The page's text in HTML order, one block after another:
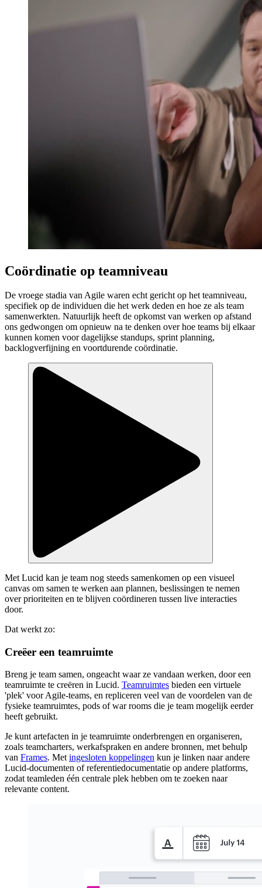
Coördinatie op teamniveau
De vroege stadia van Agile waren echt gericht op het teamniveau,
specifiek op de individuen die het werk deden en hoe ze als team
samenwerkten. Natuurlijk heeft de opkomst van werken op afstand
ons gedwongen om opnieuw na te denken over hoe teams bij elkaar
kunnen komen voor dagelijkse standups, sprint planning,
backlogverfijning en voortdurende coördinatie.
Met Lucid kan je team nog steeds samenkomen op een visueel
canvas om samen te werken aan plannen, beslissingen te nemen
over prioriteiten en te blijven coördineren tussen live interacties
door.
Dat werkt zo:
Creëer een teamruimte
Breng je team samen, ongeacht waar ze vandaan werken, door een
teamruimte te creëren in Lucid. Teamruimtes bieden een virtuele
'plek' voor Agile-teams, en repliceren veel van de voordelen van de
fysieke teamruimtes, pods of war rooms die je team mogelijk eerder
heeft gebruikt.
Je kunt artefacten in je teamruimte onderbrengen en organiseren,
zoals teamcharters, werkafspraken en andere bronnen, met behulp
van Frames. Met ingesloten koppelingen kun je linken naar andere
Lucid-documenten of referentiedocumentatie op andere platforms,
zodat teamleden één centrale plek hebben om te zoeken naar
relevante content.